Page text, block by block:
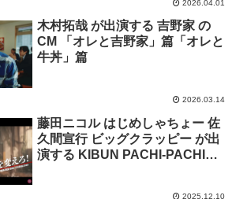
2026.04.01
木村拓哉 が出演する 吉野家 の
CM 「オレと吉野家」篇「オレと
牛丼」篇
2026.03.14
藤田ニコル はじめしゃちょー 佐
久間宣行 ビッグクラッピー が出
演する KIBUN PACHI-PACHI委
2025.12.10